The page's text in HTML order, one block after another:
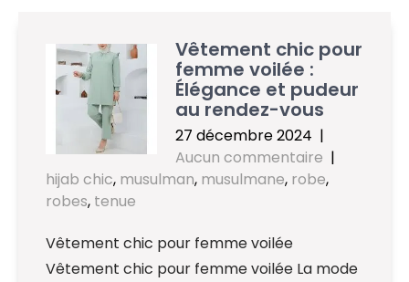
Vêtement chic pour
femme voilée :
Élégance et pudeur
au rendez-vous
27 décembre 2024 |
Aucun commentaire |
hijab chic, musulman, musulmane, robe,
robes, tenue
Vêtement chic pour femme voilée
Vêtement chic pour femme voilée La mode